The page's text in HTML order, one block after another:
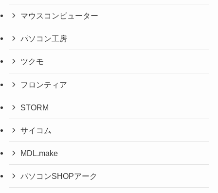
マウスコンピューター
パソコン工房
ツクモ
フロンティア
STORM
サイコム
MDL.make
パソコンSHOPアーク